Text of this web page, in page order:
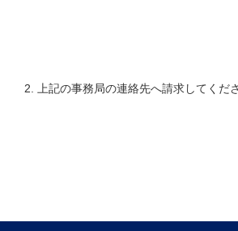
上記の事務局の連絡先へ請求してくだ